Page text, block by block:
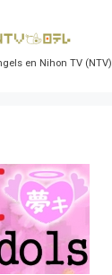
en Nihon TV (NTV)